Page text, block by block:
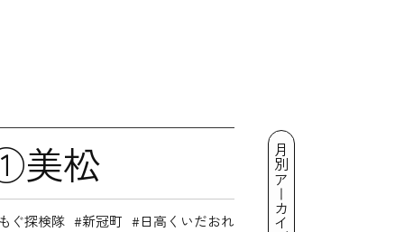
美松
ぐ探検隊 新冠町 日高くいだおれ 月別アーカイブ